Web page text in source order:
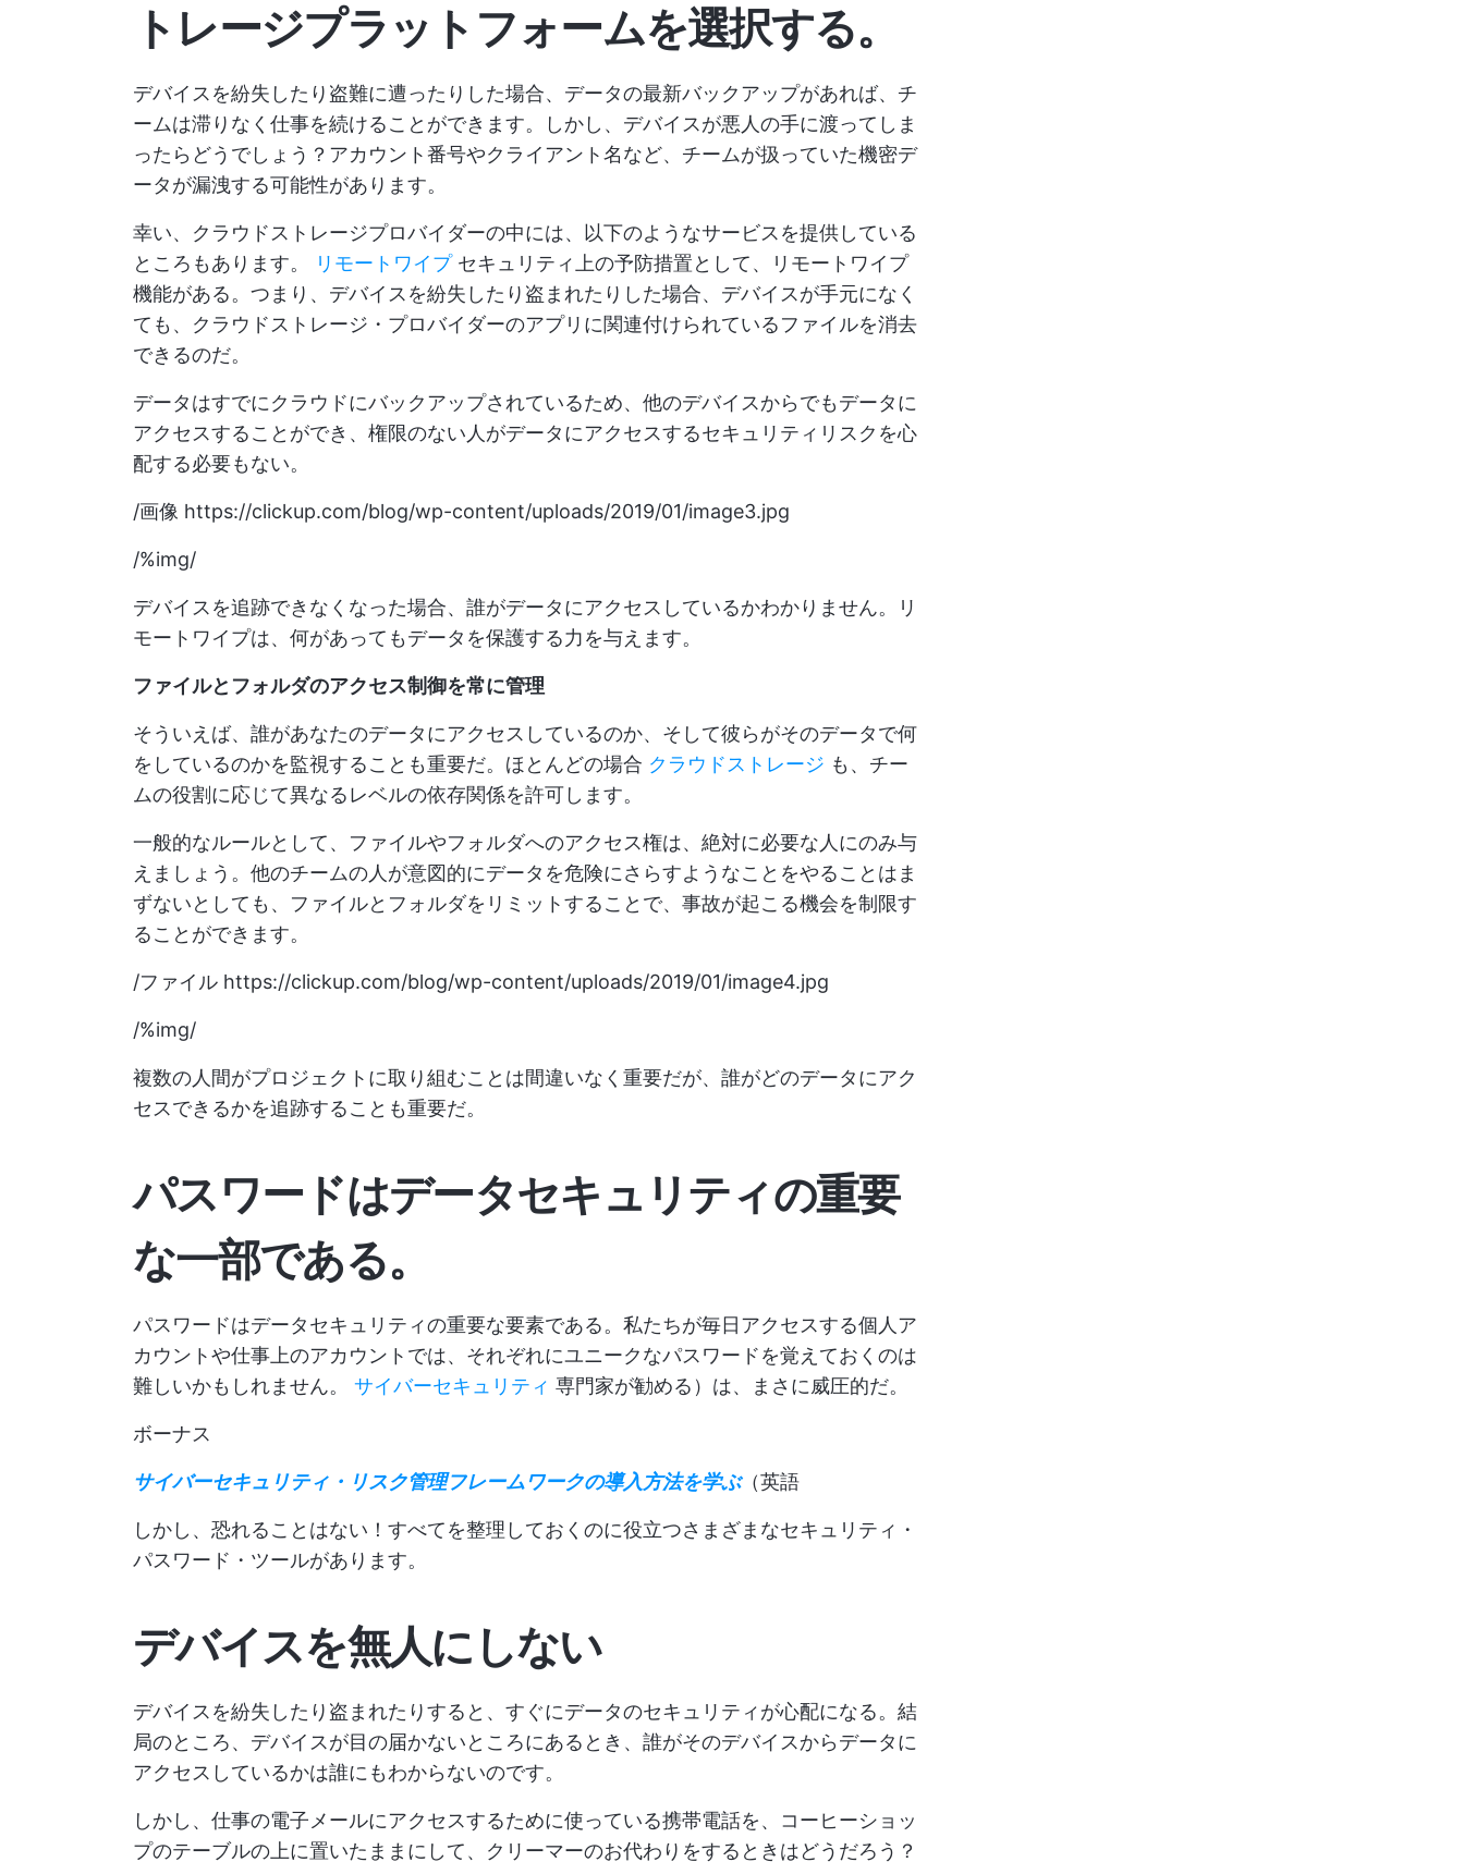
トレージプラットフォームを選択する。
デバイスを紛失したり盗難に遭ったりした場合、データの最新バックアップがあれば、チ
ームは滞りなく仕事を続けることができます。しかし、デバイスが悪人の手に渡ってしま
ったらどうでしょう？アカウント番号やクライアント名など、チームが扱っていた機密デ
ータが漏洩する可能性があります。
幸い、クラウドストレージプロバイダーの中には、以下のようなサービスを提供している
ところもあります。
リモートワイプセキュリティ上の予防措置として、リモートワイプ
機能がある。つまり、デバイスを紛失したり盗まれたりした場合、デバイスが手元になく
ても、クラウドストレージ・プロバイダーのアプリに関連付けられているファイルを消去
できるのだ。
データはすでにクラウドにバックアップされているため、他のデバイスからでもデータに
アクセスすることができ、権限のない人がデータにアクセスするセキュリティリスクを心
配する必要もない。
/画像 https://clickup.com/blog/wp-content/uploads/2019/01/image3.jpg
/%img/
デバイスを追跡できなくなった場合、誰がデータにアクセスしているかわかりません。リ
モートワイプは、何があってもデータを保護する力を与えます。
ファイルとフォルダのアクセス制御を常に管理
そういえば、誰があなたのデータにアクセスしているのか、そして彼らがそのデータで何
をしているのかを監視することも重要だ。ほとんどの場合 クラウドストレージ も、チー
ムの役割に応じて異なるレベルの依存関係を許可します。
一般的なルールとして、ファイルやフォルダへのアクセス権は、絶対に必要な人にのみ与
えましょう。他のチームの人が意図的にデータを危険にさらすようなことをやることはま
ずないとしても、ファイルとフォルダをリミットすることで、事故が起こる機会を制限す
ることができます。
/ファイル https://clickup.com/blog/wp-content/uploads/2019/01/image4.jpg
/%img/
複数の人間がプロジェクトに取り組むことは間違いなく重要だが、誰がどのデータにアク
セスできるかを追跡することも重要だ。
パスワードはデータセキュリティの重要
な一部である。
パスワードはデータセキュリティの重要な要素である。私たちが毎日アクセスする個人ア
カウントや仕事上のアカウントでは、それぞれにユニークなパスワードを覚えておくのは
難しいかもしれません。 サイバーセキュリティ 専門家が勧める）は、まさに威圧的だ。
ボーナス
サイバーセキュリティ・リスク管理フレームワークの導入方法を学ぶ（英語
しかし、恐れることはない！すべてを整理しておくのに役立つさまざまなセキュリティ・
パスワード・ツールがあります。
デバイスを無人にしない
デバイスを紛失したり盗まれたりすると、すぐにデータのセキュリティが心配になる。結
局のところ、デバイスが目の届かないところにあるとき、誰がそのデバイスからデータに
アクセスしているかは誰にもわからないのです。
しかし、仕事の電子メールにアクセスするために使っている携帯電話を、コーヒーショッ
プのテーブルの上に置いたままにして、クリーマーのお代わりをするときはどうだろう？